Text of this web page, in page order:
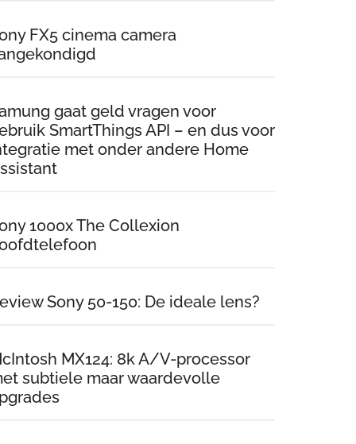
FX5 cinema camera
gaat geld vragen voor
SmartThings API – en dus voor
met onder andere Home
1000x The Collexion
Sony 50-150: De ideale lens?
MX124: 8k A/V-processor
subtiele maar waardevolle